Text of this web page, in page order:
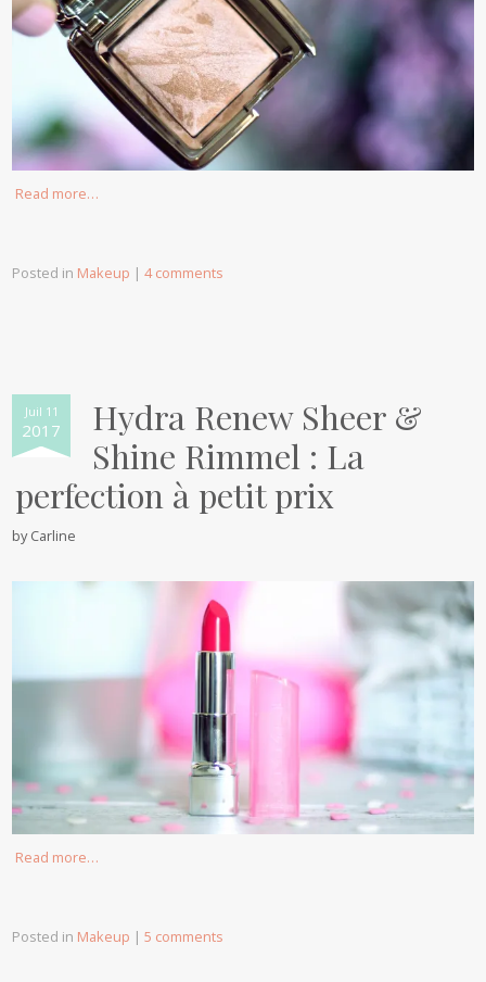
Read more…
Posted in Makeup |4 comments
Juil 11
2017
Hydra Renew Sheer &
Shine Rimmel : La
perfection à petit prix
byCarline
Read more…
Posted in Makeup |5 comments